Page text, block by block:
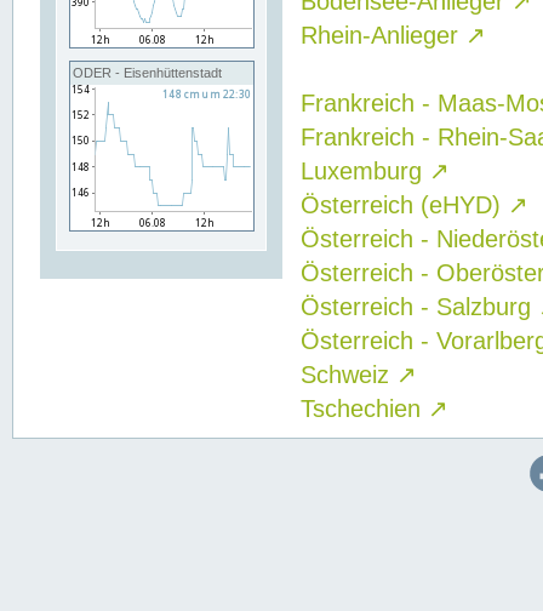
ODER - Eisenhüttenstadt
Rhein-Anlieger ↗
Frankreich - Maas-
Frankreich - Rhein-
Luxemburg ↗
Österreich (eHYD) ↗
Österreich -
Österreich -
Österreich - Salzburg
Österreich -
Schweiz ↗
Tschechien ↗